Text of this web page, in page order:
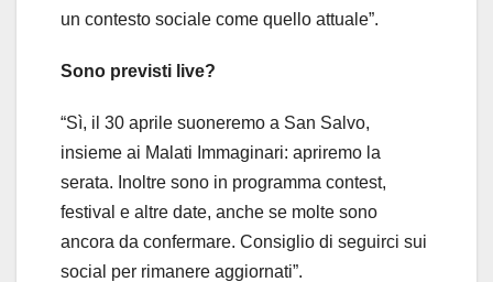
un contesto sociale come quello attuale”.
Sono previsti live?
“Sì, il 30 aprile suoneremo a San Salvo,
insieme ai Malati Immaginari: apriremo la
serata. Inoltre sono in programma contest,
festival e altre date, anche se molte sono
ancora da confermare. Consiglio di seguirci sui
social per rimanere aggiornati”.